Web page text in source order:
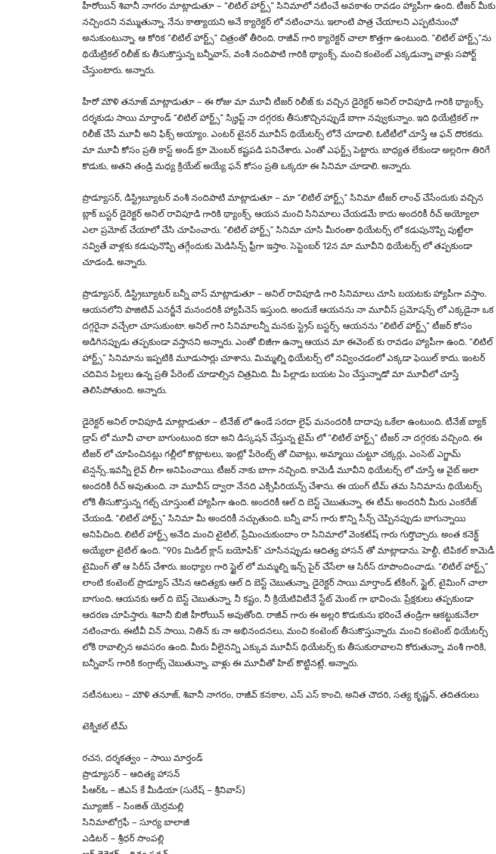
హీరోయిన్ శివానీ నాగరం మాట్లాడుతూ – “లిటిల్ హార్ట్స్” సినిమాలో నటించే అవకాశం రావడం హ్యాపీగా ఉంది. టీజర్ మీకు
నచ్చిందని నమ్ముతున్నా. నేను కాత్యాయని అనే క్యారెక్టర్ లో నటించాను. ఇలాంటి పాత్ర చేయాలని ఎప్పటినుంచో
అనుకుంటున్నా. ఆ కోరిక “లిటిల్ హార్ట్స్” చిత్రంతో తీరింది. రాజీవ్ గారి క్యారెక్టర్ చాలా కొత్తగా ఉంటుంది. “లిటిల్ హార్ట్స్”ను
థియేట్రికల్ రిలీజ్ కు తీసుకొస్తున్న బన్నీవాస్, వంశీ నందిపాటి గారికి థ్యాంక్స్. మంచి కంటెంట్ ఎక్కడున్నా వాళ్లు సపోర్ట్
చేస్తుంటారు. అన్నారు.
హీరో మౌళి తనూజ్ మాట్లాడుతూ – ఈ రోజు మా మూవీ టీజర్ రిలీజ్ కు వచ్చిన డైరెక్టర్ అనిల్ రావిపూడి గారికి థ్యాంక్స్.
దర్శకుడు సాయి మార్తాండ్ “లిటిల్ హార్ట్స్” స్క్రిప్ట్ నా దగ్గరకు తీసుకొచ్చినప్పుడే బాగా నవ్వుకున్నాం. ఇది థియేట్రికల్ గా
రిలీజ్ చేసే మూవీ అని ఫిక్స్ అయ్యాం. ఎంటర్ టైనర్ మూవీస్ థియేటర్స్ లోనే చూడాలి. ఓటీటీలో చూస్తే ఆ ఫన్ దొరకదు.
మా మూవీ కోసం ప్రతి కాస్ట్ అండ్ క్రూ మెంబర్ కష్టపడి పనిచేశారు. ఎంతో ఎఫర్ట్స్ పెట్టారు. బాధ్యత లేకుండా అల్లరిగా తిరిగే
కొడుకు, అతని తండ్రి మధ్య క్రియేట్ అయ్యే ఫన్ కోసం ప్రతి ఒక్కరూ ఈ సినిమా చూడాలి. అన్నారు.
ప్రొడ్యూసర్, డిస్ట్రిబ్యూటర్ వంశీ నందిపాటి మాట్లాడుతూ – మా “లిటిల్ హార్ట్స్” సినిమా టీజర్ లాంఛ్ చేసేందుకు వచ్చిన
బ్లాక్ బస్టర్ డైరెక్టర్ అనిల్ రావిపూడి గారికి థ్యాంక్స్. ఆయన మంచి సినిమాలు చేయడమే కాదు అందరికీ రీచ్ అయ్యోలా
ఎలా ప్రమోట్ చేయాలో చేసి చూపించారు. “లిటిల్ హార్ట్స్” సినిమా చూసి మీరంతా థియేటర్స్ లో కడుపునొప్పి పుట్టేలా
నవ్వితే వాళ్లకు కడుపునొప్పి తగ్గేందుకు మెడిసిన్స్ ఫ్రీగా ఇస్తాం. సెప్టెంబర్ 12న మా మూవీని థియేటర్స్ లో తప్పకుండా
చూడండి. అన్నారు.
ప్రొడ్యూసర్, డిస్ట్రిబ్యూటర్ బన్నీ వాస్ మాట్లాడుతూ – అనిల్ రావిపూడి గారి సినిమాలు చూసి బయటకు హ్యాపీగా వస్తాం.
ఆయనలోని పాజిటివ్ ఎనర్జీనే మనందరికీ హ్యాపీనెస్ ఇస్తుంది. అందుకే ఆయనను నా మూవీస్ ప్రమోషన్స్ లో ఎక్కడైనా ఒక
దగ్గరైనా వచ్చేలా చూసుకుంటా. అనిల్ గారి సినిమాలన్నీ మనకు స్ట్రెస్ బస్టర్స్. ఆయనను “లిటిల్ హార్ట్స్” టీజర్ కోసం
అడిగినప్పుడు తప్పకుండా వస్తానని అన్నారు. ఎంతో బిజీగా ఉన్నా ఆయన మా ఈవెంట్ కు రావడం హ్యాపీగా ఉంది. “లిటిల్
హార్ట్స్” సినిమాను ఇప్పటికి మూడుసార్లు చూశాను. మిమ్మల్ని థియేటర్స్ లో నవ్వించడంలో ఎక్కడా ఫెయిల్ కాదు. ఇంటర్
చదివిన పిల్లలు ఉన్న ప్రతి పేరెంట్ చూడాల్సిన చిత్రమిది. మీ పిల్లాడు బయట ఏం చేస్తున్నాడో మా మూవీలో చూస్తే
తెలిసిపోతుంది. అన్నారు.
డైరెక్టర్ అనిల్ రావిపూడి మాట్లాడుతూ – టీనేజ్ లో ఉండే సరదా లైఫ్ మనందరికీ దాదాపు ఒకేలా ఉంటుంది. టీనేజ్ బ్యాక్
డ్రాప్ లో మూవీ చాలా బాగుంటుంది కదా అని డిస్కషన్ చేస్తున్న టైమ్ లో “లిటిల్ హార్ట్స్” టీజర్ నా దగ్గరకు వచ్చింది. ఈ
టీజర్ లో చూపించినట్లు గల్లీలో కొట్లాటలు, ఇంట్లో పేరెంట్స్ తో చివాట్లు, అమ్మాయి చుట్టూ చక్కర్లు, ఎంసెట్ ఎగ్జామ్
టెన్షన్స్..ఇవన్నీ లైవ్ లీగా అనిపించాయి. టీజర్ నాకు బాగా నచ్చింది. కామెడీ మూవీని థియేటర్స్ లో చూస్తే ఆ వైబ్ అలా
అందరికీ రీచ్ అవుతుంది. నా మూవీస్ ద్వారా నేనది ఎక్సిపీరియన్స్ చేశాను. ఈ యంగ్ టీమ్ తమ సినిమాను థియేటర్స్
లోకి తీసుకొస్తున్న గట్స్ చూస్తుంటే హ్యాపీగా ఉంది. అందరికీ ఆల్ ది బెస్ట్ చెబుతున్నా. ఈ టీమ్ అందరినీ మీరు ఎంకరేజ్
చేయండి. “లిటిల్ హార్ట్స్” సినిమా మీ అందరికీ నచ్చుతుంది. బన్నీ వాస్ గారు కొన్ని సీన్స్ చెప్పినప్పుడు బాగున్నాయి
అనిపిచింది. లిటిల్ హార్ట్స్ అనేది మంచి టైటిల్, ప్రేమించుకుందాం రా సినిమాలో వెంకటేష్ గారు గుర్తొచ్చారు. అంత కనెక్ట్
అయ్యేలా టైటిల్ ఉంది. “90s మిడిల్ క్లాస్ బయోపిక్” చూసినప్పుడు ఆదిత్య హాసన్ తో మాట్లాడాను. హెల్దీ, టిపికల్ కామెడీ
టైమింగ్ తో ఆ సిరీస్ చేశారు. జంధ్యాల గారి స్టైల్ లో మమ్మల్ని ఇన్స్ పైర్ చేసేలా ఆ సిరీస్ రూపొందించాడు. “లిటిల్ హార్ట్స్”
లాంటి కంటెంట్ ప్రొడ్యూస్ చేసిన ఆదిత్యకు ఆల్ ది బెస్ట్ చెబుతున్నా. డైరెక్టర్ సాయి మార్తాండ్ టేకింగ్, స్టైల్, టైమింగ్ చాలా
బాగుంది. ఆయనకు ఆల్ ది బెస్ట్ చెబుతున్నా. నీ కష్టం, నీ క్రియేటివిటీనే స్టేట్ మెంట్ గా భావించు. ప్రేక్షకులు తప్పకుండా
ఆదరణ చూపిస్తారు. శివానీ బిజీ హీరోయిన్ అవుతోంది. రాజీవ్ గారు ఈ అల్లరి కొడుకును భరించే తండ్రిగా ఆకట్టుకునేలా
నటించారు. ఈటీవీ విన్ సాయి, నితిన్ కు నా అభినందనలు, మంచి కంటెంట్ తీసుకొస్తున్నారు. మంచి కంటెంట్ థియేటర్స్
లోకి రావాల్సిన అవసరం ఉంది. మీరు వీలైనన్ని ఎక్కువ మూవీస్ థియేటర్స్ కు తీసుకురావాలని కోరుతున్నా. వంశీ గారికి,
బన్నీవాస్ గారికి కంగ్రాట్స్ చెబుతున్నా, వాళ్లు ఈ మూవీతో హిట్ కొట్టినట్లే. అన్నారు.
నటీనటులు – మౌళి తనూజ్, శివానీ నాగరం, రాజీవ్ కనకాల, ఎస్ ఎస్ కాంచి, అనిత చౌదరి, సత్య కృష్ణన్, తదితరులు
టెక్నికల్ టీమ్
రచన, దర్శకత్వం – సాయి మార్తండ్
ప్రొడ్యూసర్ – ఆదిత్య హాసన్
పీఆర్ఓ – జీఎస్ కే మీడియా (సురేష్ – శ్రీనివాస్)
మ్యూజిక్ – సింజిత్ యెర్రమల్లి
సినిమాటోగ్రఫీ – సూర్య బాలాజీ
ఎడిటర్ – శ్రీధర్ సొంపల్లి